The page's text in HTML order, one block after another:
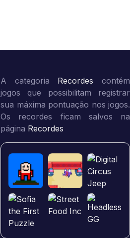
A categoria Recordes contém
jogos que possibilitam registrar
sua máxima pontuação nos jogos.
Os recordes ficam salvos na
página Recordes